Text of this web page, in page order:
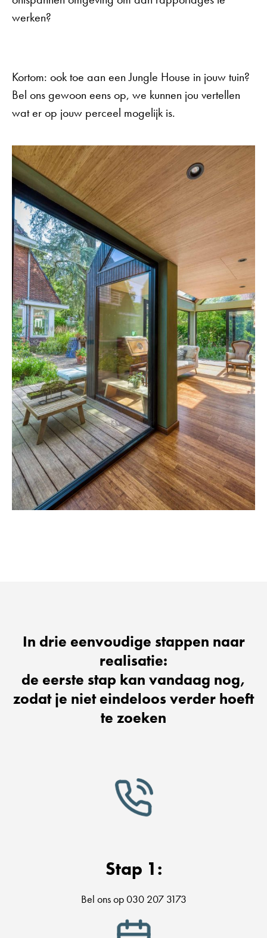
werken?
Kortom: ook toe aan een Jungle House in jouw tuin?
Bel ons gewoon eens op, we kunnen jou vertellen
wat er op jouw perceel mogelijk is.
In drie eenvoudige stappen naar
realisatie:
de eerste stap kan vandaag nog,
zodat je niet eindeloos verder hoeft
te zoeken
Stap 1:
Bel ons op 030 207 3173